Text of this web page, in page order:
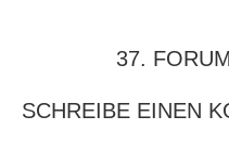
37.
SCHREIBE EINEN